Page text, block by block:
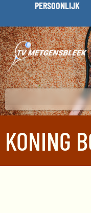
PERSOONLIJK
KONING